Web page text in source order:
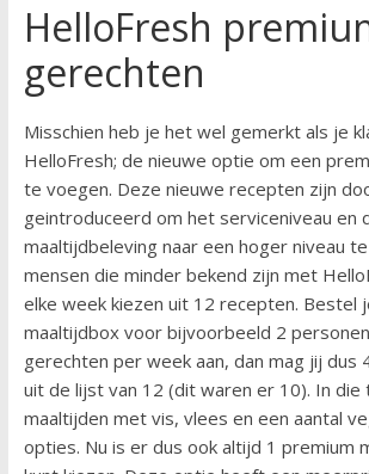
HelloFresh
gerechten
Misschien heb je het wel gemerkt als je
HelloFresh; de nieuwe optie om een
te voegen. Deze nieuwe recepten zijn
geintroduceerd om het serviceniveau en
maaltijdbeleving naar een hoger niveau
mensen die minder bekend zijn met
elke week kiezen uit 12 recepten. Bestel
maaltijdbox voor bijvoorbeeld 2
gerechten per week aan, dan mag jij dus
uit de lijst van 12 (dit waren er 10). In die
maaltijden met vis, vlees en een aantal
opties. Nu is er dus ook altijd 1 premium